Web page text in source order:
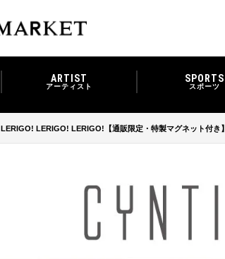
ARTIST
アーティスト
SPORTS
スポーツ
LERIGO! LERIGO! LERIGO!【通販限定・特製マグネット付き】